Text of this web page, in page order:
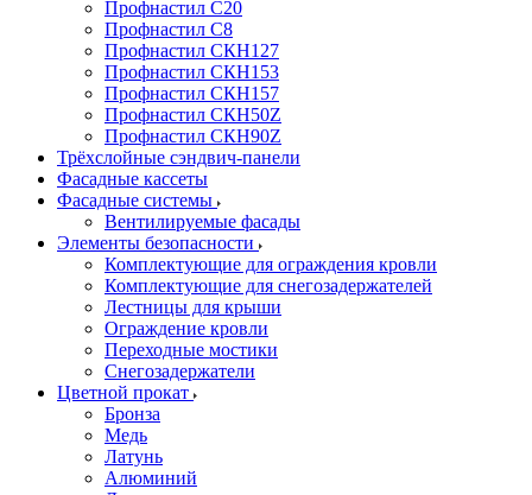
Профнастил С20
Профнастил С8
Профнастил СКН127
Профнастил СКН153
Профнастил СКН157
Профнастил СКН50Z
Профнастил СКН90Z
Трёхслойные сэндвич-панели
Фасадные кассеты
Фасадные системы
Вентилируемые фасады
Элементы безопасности
Комплектующие для ограждения кровли
Комплектующие для снегозадержателей
Лестницы для крыши
Ограждение кровли
Переходные мостики
Снегозадержатели
Цветной прокат
Бронза
Медь
Латунь
Алюминий